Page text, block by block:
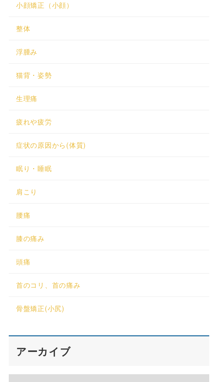
小顔矯正（小顔）
整体
浮腫み
猫背・姿勢
生理痛
疲れや疲労
症状の原因から(体質)
眠り・睡眠
肩こり
腰痛
膝の痛み
頭痛
首のコリ、首の痛み
骨盤矯正(小尻)
アーカイブ